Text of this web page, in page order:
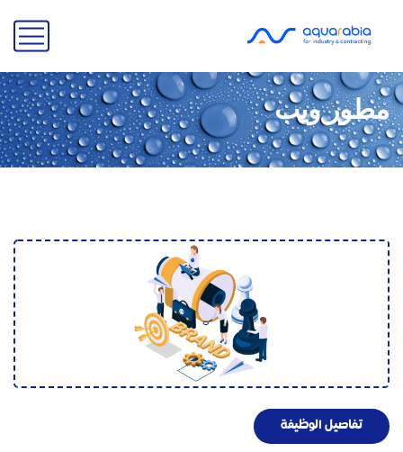
مطور ويب
تفاصيل الوظيفة